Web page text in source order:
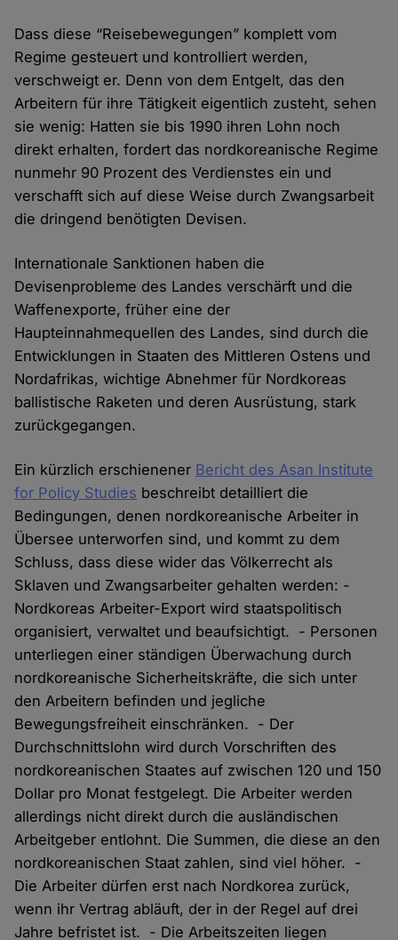
Dass diese “Reisebewegungen” komplett vom
Regime gesteuert und kontrolliert werden,
verschweigt er. Denn von dem Entgelt, das den
Arbeitern für ihre Tätigkeit eigentlich zusteht, sehen
sie wenig: Hatten sie bis 1990 ihren Lohn noch
direkt erhalten, fordert das nordkoreanische Regime
nunmehr 90 Prozent des Verdienstes ein und
verschafft sich auf diese Weise durch Zwangsarbeit
die dringend benötigten Devisen.
Internationale Sanktionen haben die
Devisenprobleme des Landes verschärft und die
Waffenexporte, früher eine der
Haupteinnahmequellen des Landes, sind durch die
Entwicklungen in Staaten des Mittleren Ostens und
Nordafrikas, wichtige Abnehmer für Nordkoreas
ballistische Raketen und deren Ausrüstung, stark
zurückgegangen.
Ein kürzlich erschienener Bericht des Asan Institute
for Policy Studies beschreibt detailliert die
Bedingungen, denen nordkoreanische Arbeiter in
Übersee unterworfen sind, und kommt zu dem
Schluss, dass diese wider das Völkerrecht als
Sklaven und Zwangsarbeiter gehalten werden: -
Nordkoreas Arbeiter-Export wird staatspolitisch
organisiert, verwaltet und beaufsichtigt. - Personen
unterliegen einer ständigen Überwachung durch
nordkoreanische Sicherheitskräfte, die sich unter
den Arbeitern befinden und jegliche
Bewegungsfreiheit einschränken. - Der
Durchschnittslohn wird durch Vorschriften des
nordkoreanischen Staates auf zwischen 120 und 150
Dollar pro Monat festgelegt. Die Arbeiter werden
allerdings nicht direkt durch die ausländischen
Arbeitgeber entlohnt. Die Summen, die diese an den
nordkoreanischen Staat zahlen, sind viel höher. -
Die Arbeiter dürfen erst nach Nordkorea zurück,
wenn ihr Vertrag abläuft, der in der Regel auf drei
Jahre befristet ist. - Die Arbeitszeiten liegen